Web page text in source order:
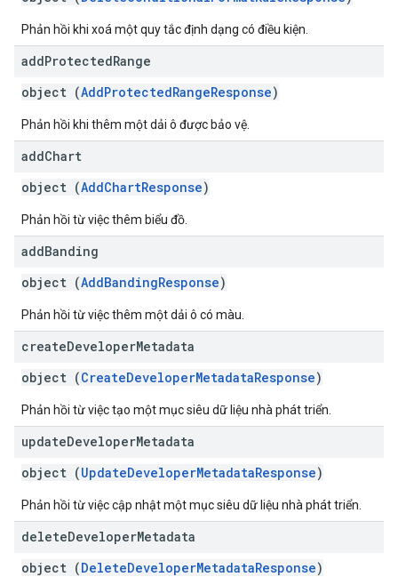
Phản hồi khi xoá một quy tắc định dạng có điều kiện.
addProtectedRange
object (AddProtectedRangeResponse)
Phản hồi khi thêm một dải ô được bảo vệ.
addChart
object (AddChartResponse)
Phản hồi từ việc thêm biểu đồ.
addBanding
object (AddBandingResponse)
Phản hồi từ việc thêm một dải ô có màu.
createDeveloperMetadata
object (CreateDeveloperMetadataResponse)
Phản hồi từ việc tạo một mục siêu dữ liệu nhà phát triển.
updateDeveloperMetadata
object (UpdateDeveloperMetadataResponse)
Phản hồi từ việc cập nhật một mục siêu dữ liệu nhà phát triển.
deleteDeveloperMetadata
object (DeleteDeveloperMetadataResponse)